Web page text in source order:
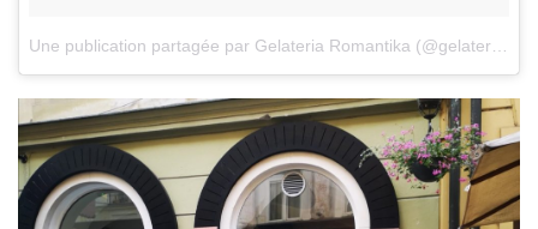
Une publication partagée par Gelateria Romantika (@gelateriaromantika)